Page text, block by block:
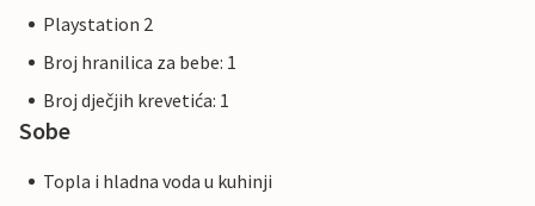
Playstation 2
Broj hranilica za bebe: 1
Broj dječjih krevetića: 1
Sobe
Topla i hladna voda u kuhinji